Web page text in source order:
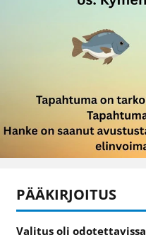
PÄÄKIRJOITUS
Valitus oli odotettavissa